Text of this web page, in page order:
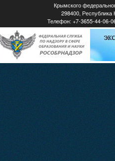
Крымского
298400, Республика
Телефон: +7-3655-44-06-